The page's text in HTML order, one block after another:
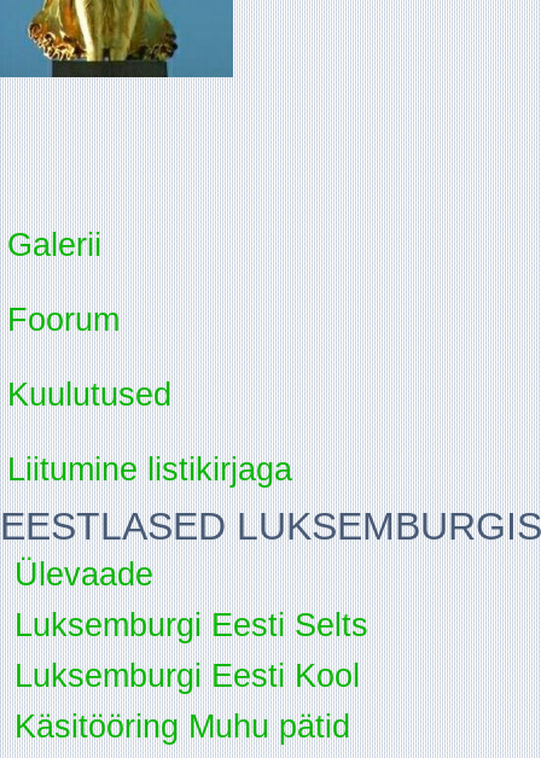
Galerii
Foorum
Kuulutused
Liitumine listikirjaga
EESTLASED LUKSEMBURGIS
Ülevaade
Luksemburgi Eesti Selts
Luksemburgi Eesti Kool
Käsitööring Muhu pätid